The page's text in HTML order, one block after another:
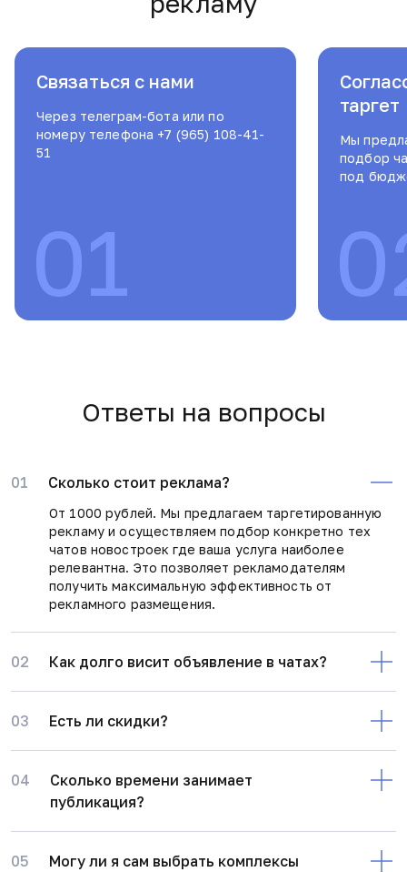
Связаться с нами
Через телеграм-бота или по
номеру телефона +7 (965) 108-41-
51
таргет
Мы
подбор
под
Ответы на вопросы
01 Сколько стоит реклама?
От 1000 рублей. Мы предлагаем таргетированную
рекламу и осуществляем подбор конкретно тех
чатов новостроек где ваша услуга наиболее
релевантна. Это позволяет рекламодателям
получить максимальную эффективность от
рекламного размещения.
02 Как долго висит объявление в чатах?
03 Есть ли скидки?
04
Сколько времени занимает
публикация?
05
Могу ли я сам выбрать комплексы